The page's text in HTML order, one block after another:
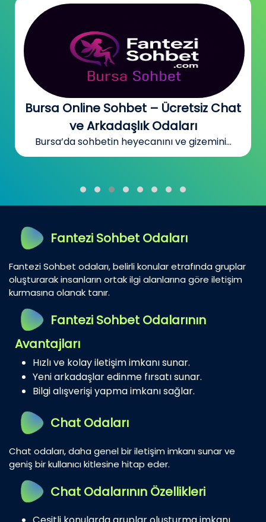
Bursa Online Sohbet – Ücretsiz Chat
ve Arkadaşlık Odaları
Bursa’da sohbetin heyecanını ve gizemini...
Fantezi Sohbet Odaları
Fantezi Sohbet odaları, belirli konular etrafında gruplar
oluşturarak insanların ortak ilgi alanlarına göre iletişim
kurmasına olanak tanır.
Fantezi Sohbet Odalarının
Avantajları
Hızlı ve kolay iletişim imkanı sunar.
Yeni arkadaşlar edinme fırsatı sunar.
Bilgi alışverişi yapma imkanı sağlar.
Chat Odaları
Chat odaları, daha genel bir iletişim imkanı sunar ve
geniş bir kullanıcı kitlesine hitap eder.
Chat Odalarının Özellikleri